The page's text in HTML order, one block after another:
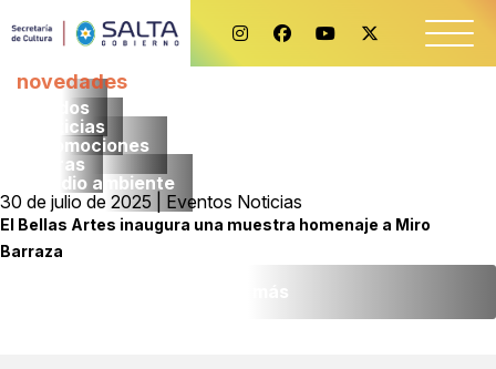
novedades
Todos
noticias
promociones
obras
medio ambiente
30 de julio de 2025 | Eventos Noticias
El Bellas Artes inaugura una muestra homenaje a Miro
Barraza